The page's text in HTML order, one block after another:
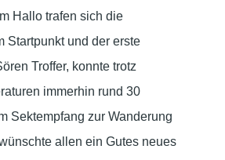
Hallo trafen sich die
Startpunkt und der erste
Troffer, konnte trotz
immerhin rund 30
Sektempfang zur Wanderung
allen ein Gutes neues